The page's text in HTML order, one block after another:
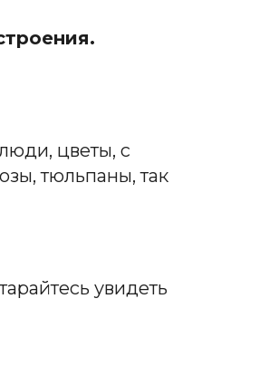
цветы, с
тюльпаны, так
увидеть